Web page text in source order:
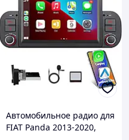
Автомобильное радио для
FIAT Panda 2013-2020,